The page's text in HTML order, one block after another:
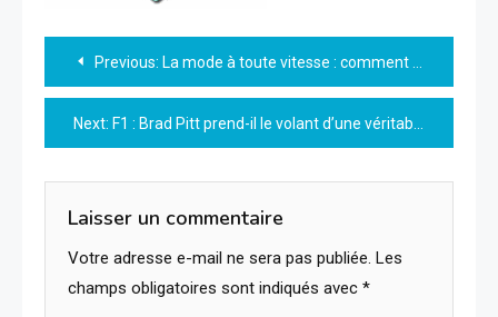
Navigation
de
l’article
Previous: La mode à toute vitesse : comment les pilotes de Formule 1 s’imposent comme icônes du style
Next: F1 : Brad Pitt prend-il le volant d’une véritable Formule 1 pour son film ?
Laisser un commentaire
Votre adresse e-mail ne sera pas publiée. Les
champs obligatoires sont indiqués avec *